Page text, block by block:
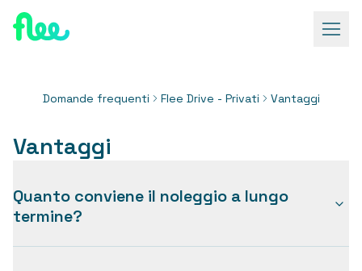
Domande frequenti Flee Drive - Privati Vantaggi
Vantaggi
Quanto conviene il noleggio a lungo
termine?